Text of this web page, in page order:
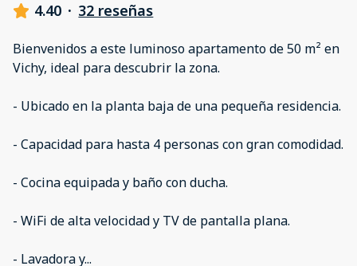
4.40 · 32 reseñas
Bienvenidos a este luminoso apartamento de 50 m² en
Vichy, ideal para descubrir la zona.
- Ubicado en la planta baja de una pequeña residencia.
- Capacidad para hasta 4 personas con gran comodidad.
- Cocina equipada y baño con ducha.
- WiFi de alta velocidad y TV de pantalla plana.
- Lavadora y...